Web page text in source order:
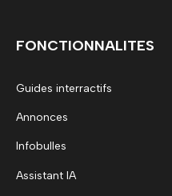
FONCTIONNALITES
Guides interractifs
Annonces
Infobulles
Assistant IA